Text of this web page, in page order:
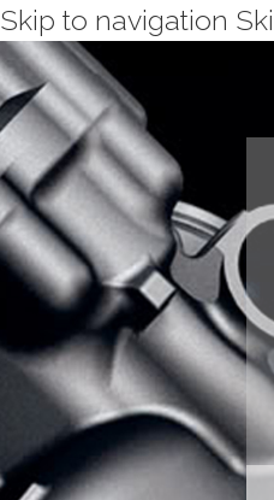
Skip to navigation